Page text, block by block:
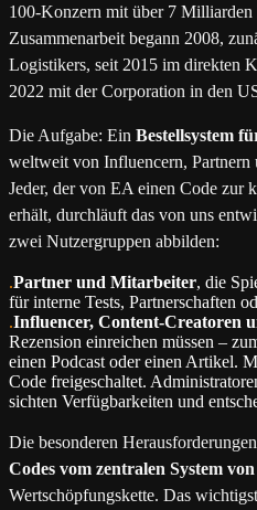
100-Konzern mit über 7
Zusammenarbeit begann 2008,
Logistikers, seit 2015 im direkten
2022 mit der Corporation in den
Die Aufgabe: Ein Bestellsystem
weltweit von Influencern,
Jeder, der von EA einen Code zur
erhält, durchläuft das von uns
zwei Nutzergruppen abbilden:
Partner und Mitarbeiter, die
für interne Tests, Partnerschaften
Influencer, Content-Creatoren
Rezension einreichen müssen –
einen Podcast oder einen Artikel.
Code freigeschaltet.
sichten Verfügbarkeiten und
Die besonderen
Codes vom zentralen System
Wertschöpfungskette. Das